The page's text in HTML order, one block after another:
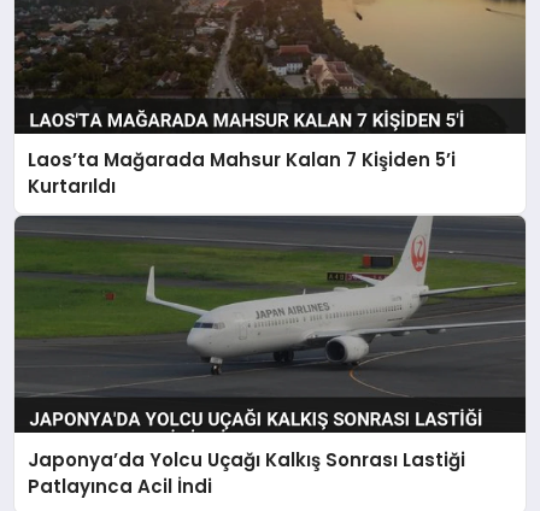
Laos’ta Mağarada Mahsur Kalan 7 Kişiden 5’i
Kurtarıldı
Japonya’da Yolcu Uçağı Kalkış Sonrası Lastiği
Patlayınca Acil İndi